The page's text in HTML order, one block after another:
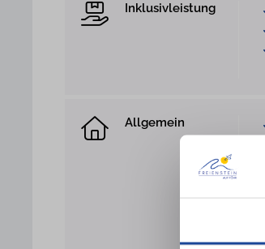
Inklusivleistung
Allgemein